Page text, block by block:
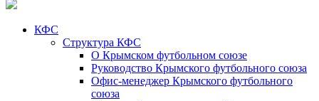
КФС
Структура КФС
О Крымском футбольном союзе
Руководство Крымского футбольного союза
Офис-менеджер Крымского футбольного
союза